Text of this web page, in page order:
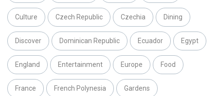
Culture Czech Republic Czechia Dining
Discover Dominican Republic Ecuador Egypt
England Entertainment Europe Food
France French Polynesia Gardens